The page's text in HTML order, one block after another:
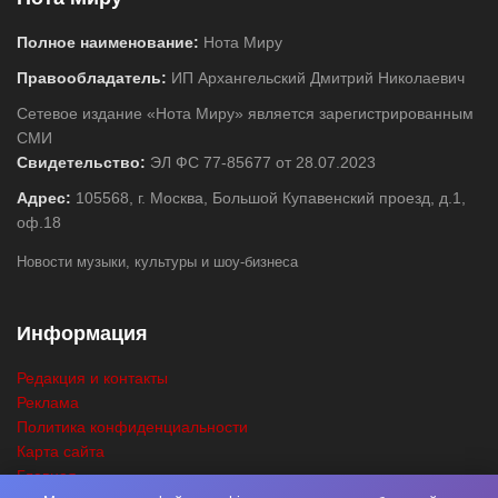
Полное наименование: Нота Миру
Правообладатель: ИП Архангельский Дмитрий Николаевич
Сетевое издание «Нота Миру» является зарегистрированным
СМИ
Свидетельство: ЭЛ ФС 77-85677 от 28.07.2023
Адрес: 105568, г. Москва, Большой Купавенский проезд, д.1,
оф.18
Новости музыки, культуры и шоу-бизнеса
Информация
Редакция и контакты
Реклама
Политика конфиденциальности
Карта сайта
Главная